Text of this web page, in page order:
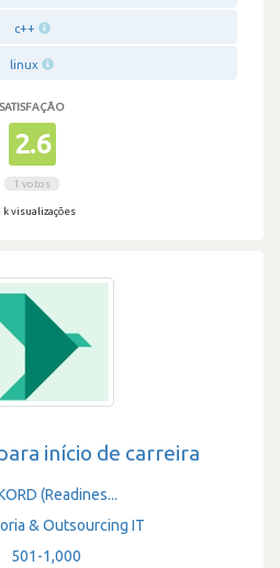
c++
linux
SATISFAÇÃO
2.6
1 votos
k visualizações
início de carreira
(Readines...
·
& Outsourcing IT
·
501-1,000